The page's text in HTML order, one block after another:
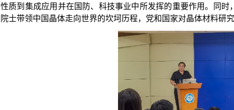
性质到集成应用并在国防、科技事业中所发挥的重要作用。同时
院士带领中国晶体走向世界的坎坷历程，党和国家对晶体材料研